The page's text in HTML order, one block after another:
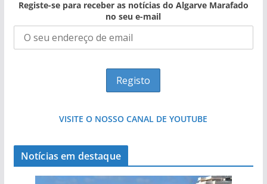
Registe-se para receber as notícias do Algarve Marafado
no seu e-mail
VISITE O NOSSO CANAL DE YOUTUBE
Notícias em destaque